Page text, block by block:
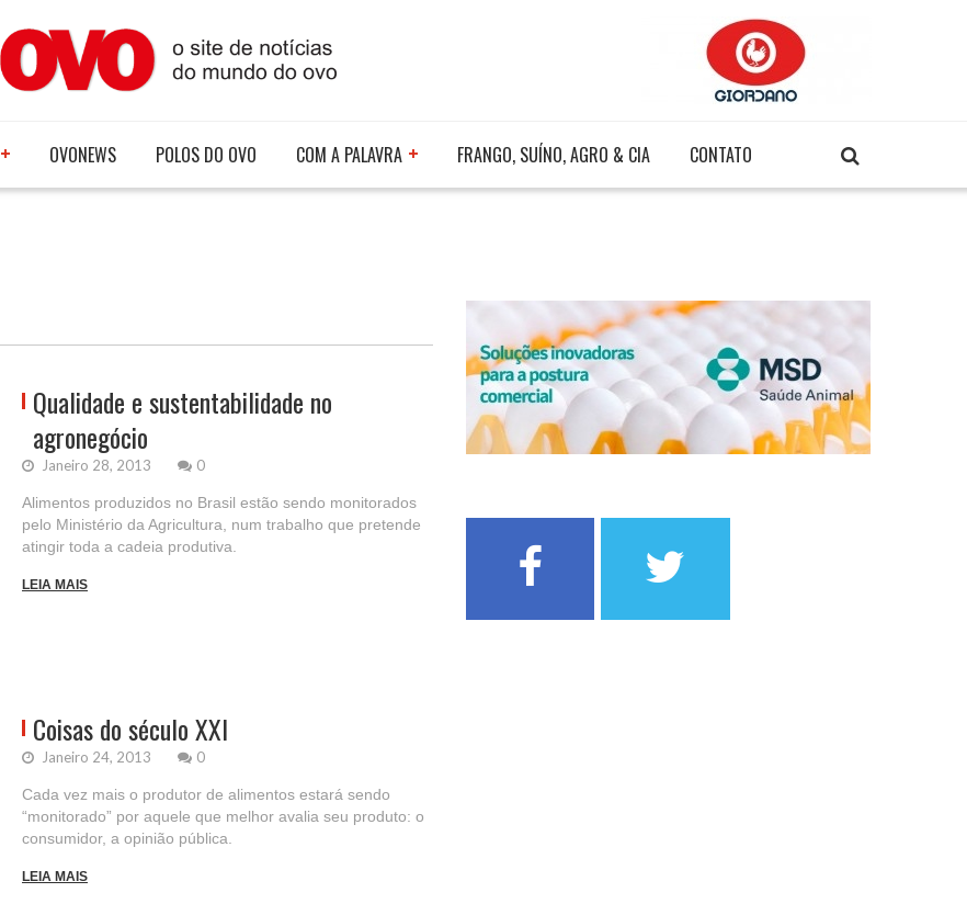
OVONEWS POLOS DO OVO COM A PALAVRA FRANGO, SUÍNO, AGRO & CIA CONTATO
Qualidade e sustentabilidade no
agronegócio
Janeiro 28, 2013 0
Alimentos produzidos no Brasil estão sendo monitorados
pelo Ministério da Agricultura, num trabalho que pretende
atingir toda a cadeia produtiva.
LEIA MAIS
Coisas do século XXI
Janeiro 24, 2013 0
Cada vez mais o produtor de alimentos estará sendo
“monitorado” por aquele que melhor avalia seu produto: o
consumidor, a opinião pública.
LEIA MAIS